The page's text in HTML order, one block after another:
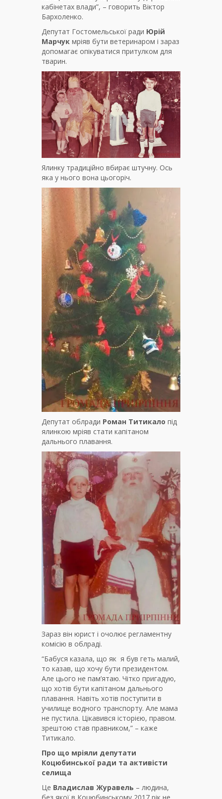
кабінетах влади”, – говорить Віктор
Бархоленко.
Депутат Гостомельської ради Юрій
Марчук мріяв бути ветеринаром і зараз
допомагає опікуватися притулком для
тварин.
Ялинку традиційно вбирає штучну. Ось
яка у нього вона цьогоріч.
Депутат облради Роман Титикало під
ялинкою мріяв стати капітаном
дальнього плавання.
Зараз він юрист і очолює регламентну
комісію в облраді.
“Бабуся казала, що як я був геть малий,
то казав, що хочу бути президентом.
Але цього не пам’ятаю. Чітко пригадую,
що хотів бути капітаном дальнього
плавання. Навіть хотів поступити в
училище водного транспорту. Але мама
не пустила. Цікавився історією, правом.
зрештою став правником,” – каже
Титикало.
Про що мріяли депутати
Коцюбинської ради та активісти
селища
Це Владислав Журавель – людина,